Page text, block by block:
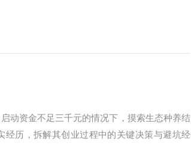
动资金不足三千元的情况下，摸索生态种养结
历，拆解其创业过程中的关键决策与避坑经